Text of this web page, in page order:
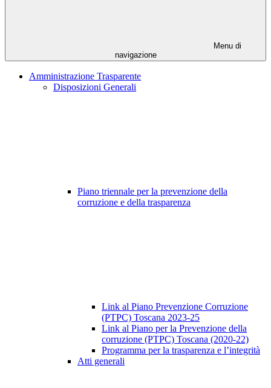
Menu di
navigazione
Amministrazione Trasparente
Disposizioni Generali
Piano triennale per la prevenzione della
corruzione e della trasparenza
Link al Piano Prevenzione Corruzione
(PTPC) Toscana 2023-25
Link al Piano per la Prevenzione della
corruzione (PTPC) Toscana (2020-22)
Programma per la trasparenza e l’integrità
Atti generali